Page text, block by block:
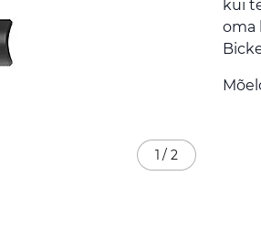
kui
oma
1 / 2